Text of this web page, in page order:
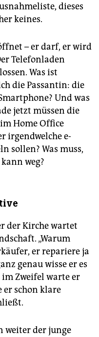
dieses
keines.
– er darf, er wird
Telefonladen
Was ist
die Passantin: die
Und was
jetzt müssen die
Home Office
irgendwelche e-
sollen? Was muss,
weg?
der Kirche wartet
„Warum
er repariere ja
genau wisse er es
Zweifel warte er
er schon klare
weiter der junge